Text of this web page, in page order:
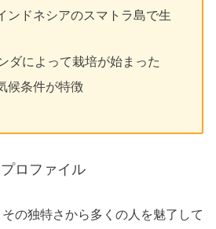
ンドネシアのスマトラ島で生
ダによって栽培が始まった
候条件が特徴
ロファイル
の独特さから多くの人を魅了して